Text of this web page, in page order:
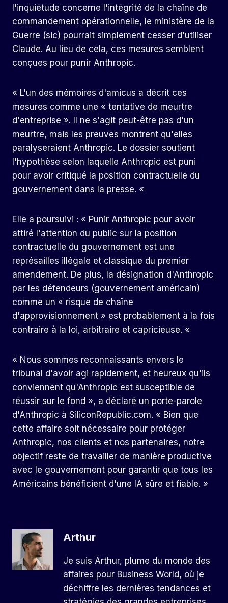
l'inquiétude concerne l'intégrité de la chaîne de
commandement opérationnelle, le ministère de la
Guerre (sic) pourrait simplement cesser d'utiliser
Claude. Au lieu de cela, ces mesures semblent
conçues pour punir Anthropic.
« L'un des mémoires d'amicus a décrit ces
mesures comme une « tentative de meurtre
d'entreprise ». Il ne s'agit peut-être pas d'un
meurtre, mais les preuves montrent qu'elles
paralyseraient Anthropic. Le dossier soutient
l'hypothèse selon laquelle Anthropic est puni
pour avoir critiqué la position contractuelle du
gouvernement dans la presse. «
Elle a poursuivi : « Punir Anthropic pour avoir
attiré l'attention du public sur la position
contractuelle du gouvernement est une
représailles illégale et classique du premier
amendement. De plus, la désignation d'Anthropic
par les défendeurs (gouvernement américain)
comme un « risque de chaîne
d'approvisionnement » est probablement à la fois
contraire à la loi, arbitraire et capricieuse. «
« Nous sommes reconnaissants envers le
tribunal d'avoir agi rapidement, et heureux qu'ils
conviennent qu'Anthropic est susceptible de
réussir sur le fond », a déclaré un porte-parole
d'Anthropic à SiliconRepublic.com. « Bien que
cette affaire soit nécessaire pour protéger
Anthropic, nos clients et nos partenaires, notre
objectif reste de travailler de manière productive
avec le gouvernement pour garantir que tous les
Américains bénéficient d'une IA sûre et fiable. »
Arthur
Je suis Arthur, plume du monde des
affaires pour Business World, où je
déchiffre les dernières tendances et